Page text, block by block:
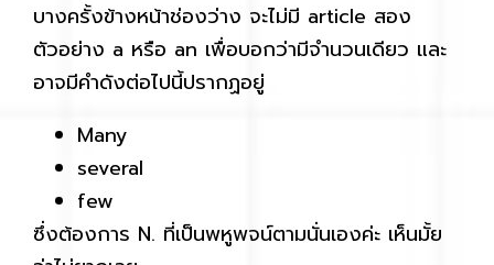
บางครั้งข้างหน้าช่องว่าง จะไม่มี article สอง
ตัวอย่าง a หรือ an เพื่อบอกว่ามีจำนวนเดียว และ
อาจมีคำดังต่อไปนี้ปรากฏอยู่
Many
several
few
ซึ่งต้องการ N. ที่เป็นพหูพจน์ตามนั่นเองค่ะ เห็นมั้ย